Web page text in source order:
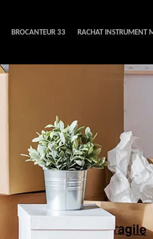
BROCANTEUR 33 RACHAT INSTRUMENT